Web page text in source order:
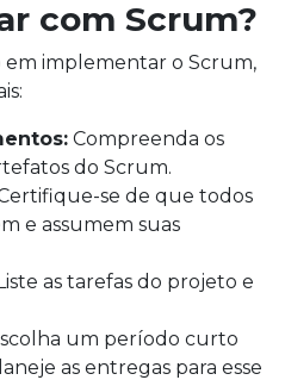
com Scrum?
em implementar o Scrum,
Compreenda os
do Scrum.
se de que todos
e assumem suas
as tarefas do projeto e
um período curto
as entregas para esse